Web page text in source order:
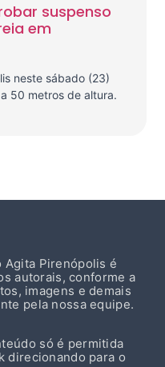
suspenso
em
neste sábado (23)
50 metros de altura.
Agita Pirenópolis é
autorais, conforme a
imagens e demais
pela nossa equipe.
só é permitida
direcionando para o